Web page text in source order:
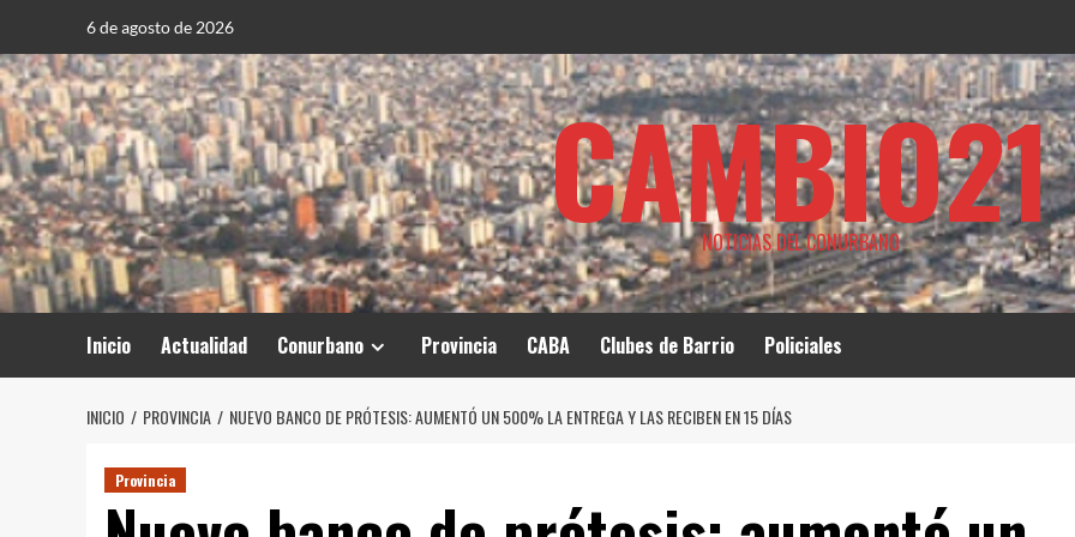
contenido
6 de agosto de 2026
CAMBIO21
NOTICIAS DEL CONURBANO
Inicio Actualidad Conurbano Provincia CABA Clubes de Barrio Policiales
INICIO PROVINCIA NUEVO BANCO DE PRÓTESIS: AUMENTÓ UN 500% LA ENTREGA Y LAS RECIBEN EN 15 DÍAS
Provincia